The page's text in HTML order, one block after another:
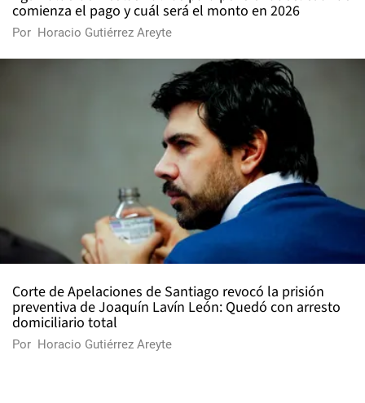
comienza el pago y cuál será el monto en 2026
Por Horacio Gutiérrez Areyte
Corte de Apelaciones de Santiago revocó la prisión
preventiva de Joaquín Lavín León: Quedó con arresto
domiciliario total
Por Horacio Gutiérrez Areyte